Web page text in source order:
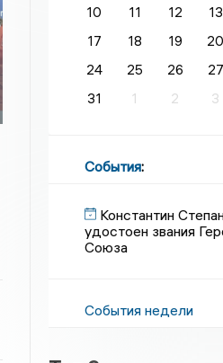
10
11 12 13
17
18 19 20
24
25 26 27
31
1 2 3
События:
Константин
удостоен звания
Союза
События недели